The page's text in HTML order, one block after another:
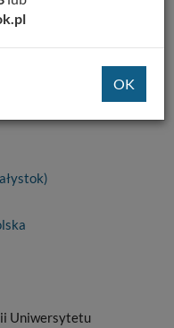
Uniwersytetu